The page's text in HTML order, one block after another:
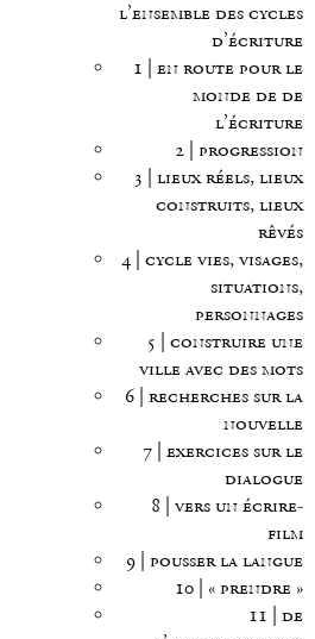
l’ensemble des cycles
d’écriture
1 | en route pour le
monde de de
l’écriture
2 | progression
3 | lieux réels, lieux
construits, lieux
rêvés
4 | cycle vies, visages,
situations,
personnages
5 | construire une
ville avec des mots
6 | recherches sur la
nouvelle
7 | exercices sur le
dialogue
8 | vers un écrire-
film
9 | pousser la langue
10 | « prendre »
11 | de